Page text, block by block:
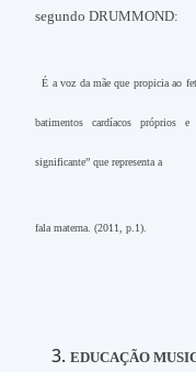
segundo DRUMMOND:
É a voz da mãe que propicia ao
batimentos cardíacos próprios
significante” que representa a
fala materna. (2011, p.1).
EDUCAÇÃO